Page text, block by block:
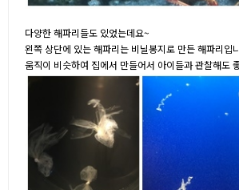
다양한 해파리들도 있었는데요~
왼쪽 상단에 있는 해파리는 비닐봉지로 만든 해파리입
움직이 비슷하여 집에서 만들어서 아이들과 관찰해도